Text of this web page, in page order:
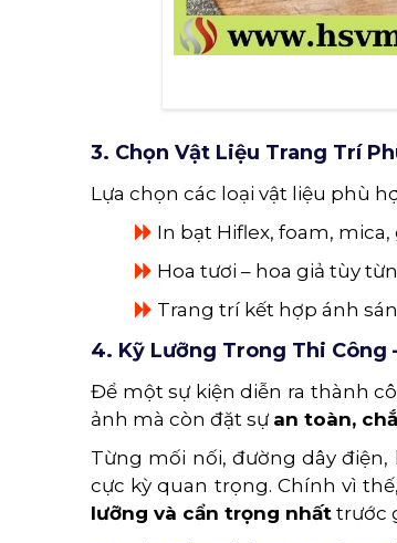
3. Chọn Vật Liệu Trang Trí
Lựa chọn các loại vật liệu phù
In bạt Hiflex, foam,
Hoa tươi – hoa giả tùy
Trang trí kết hợp ánh
4. Kỹ Lưỡng Trong Thi Công
Để một sự kiện diễn ra thành
ảnh mà còn đặt sự an toàn,
Từng mối nối, đường dây
cực kỳ quan trọng. Chính vì
lưỡng và cẩn trọng nhất trước